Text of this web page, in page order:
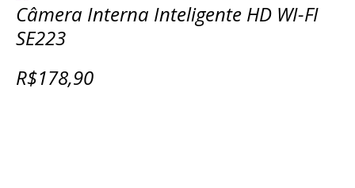
Câmera Interna Inteligente HD WI-FI
SE223
R$178,90